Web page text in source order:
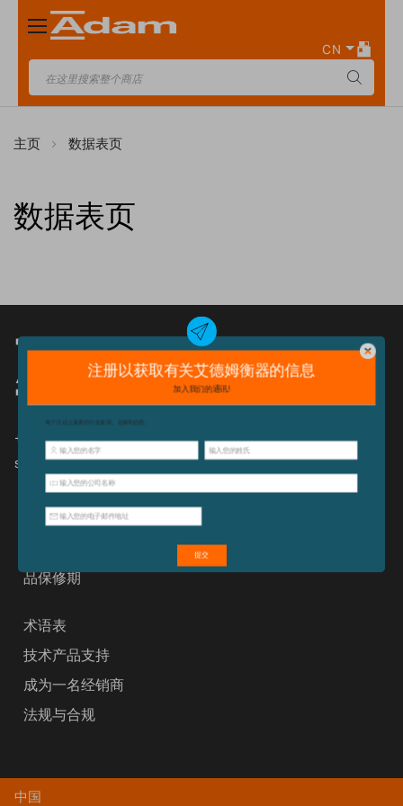
Toggle
Nav
CN
主页 数据表页
数据表页
+ 86 (27) 59420391
sales@adamequipment.com.cn
法律和隐私权法
可持续性
品保修期
术语表
技术产品支持
成为一名经销商
法规与合规
中国